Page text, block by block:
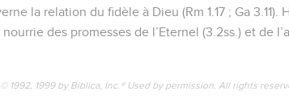
la relation du fidèle à Dieu (Rm 1.17 ; Ga 3.11).
des promesses de l’Eternel (3.2ss.) et de
1992, 1999 by Biblica, Inc.® Used by permission. All rights